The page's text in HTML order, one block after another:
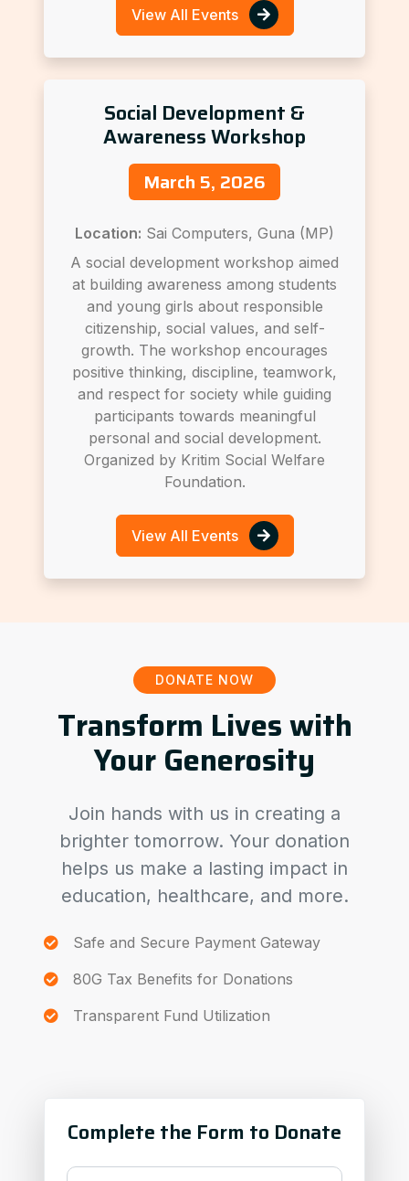
View All Events
Social Development &
Awareness Workshop
March 5, 2026
Location: Sai Computers, Guna (MP)
A social development workshop aimed
at building awareness among students
and young girls about responsible
citizenship, social values, and self-
growth. The workshop encourages
positive thinking, discipline, teamwork,
and respect for society while guiding
participants towards meaningful
personal and social development.
Organized by Kritim Social Welfare
Foundation.
View All Events
DONATE NOW
Transform Lives with
Your Generosity
Join hands with us in creating a
brighter tomorrow. Your donation
helps us make a lasting impact in
education, healthcare, and more.
Safe and Secure Payment Gateway
80G Tax Benefits for Donations
Transparent Fund Utilization
Complete the Form to Donate